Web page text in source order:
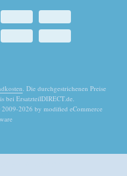
. Die durchgestrichenen Preise
bei ErsatzteilDIRECT.de.
2026 by modified eCommerce